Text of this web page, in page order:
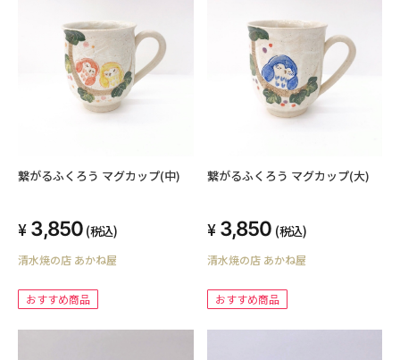
繋がるふくろう マグカップ(中)
3,850 (税込)
清水焼の店 あかね屋
おすすめ商品
繋がるふくろう マグカップ(大)
3,850 (税込)
清水焼の店 あかね屋
おすすめ商品